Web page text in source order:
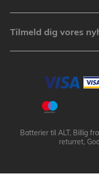
Tilmeld dig vores
Batterier til ALT, Billig
returret,